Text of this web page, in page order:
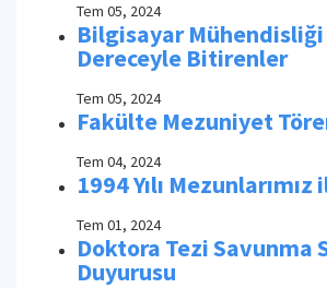
Tem 05, 2024
Bilgisayar
Dereceyle Bitirenler
Tem 05, 2024
Fakülte Mezuniyet
Tem 04, 2024
1994 Yılı Mezunlarımız
Tem 01, 2024
Doktora Tezi Savunma
Duyurusu